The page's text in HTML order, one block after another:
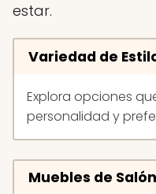
estar.
Variedad de
Explora opciones
personalidad y
Muebles de